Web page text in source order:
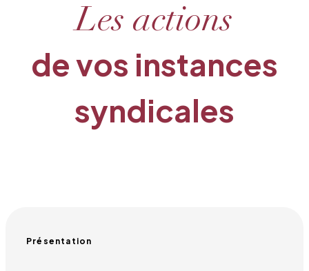
Les actions
de vos instances
syndicales
Présentation